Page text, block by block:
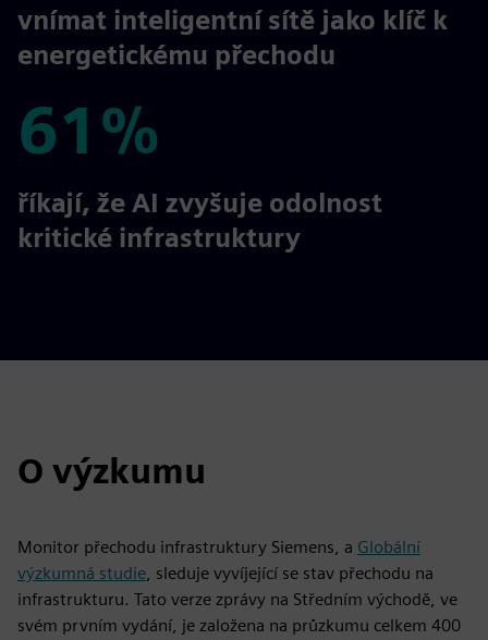
64%
vnímat inteligentní sítě jako klíč k
energetickému přechodu
61%
61%
říkají, že AI zvyšuje odolnost
kritické infrastruktury
O výzkumu
Monitor přechodu infrastruktury Siemens, a Globální
výzkumná studie, sleduje vyvíjející se stav přechodu na
infrastrukturu. Tato verze zprávy na Středním východě, ve
svém prvním vydání, je založena na průzkumu celkem 400